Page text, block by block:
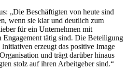
„Die Beschäftigten von heute sind
wenn sie klar und deutlich zum
für ein Unternehmen mit
Engagement tätig sind. Die Beteiligung
erzeugt das positive Image
und trägt darüber hinaus
stolz auf ihren Arbeitgeber sind.“